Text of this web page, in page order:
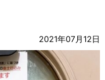
2021年07月12日